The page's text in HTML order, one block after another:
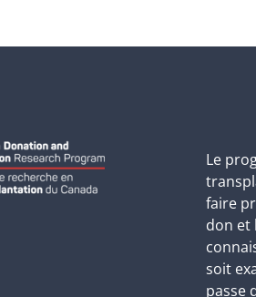
Le
faire
don et
soit
passe